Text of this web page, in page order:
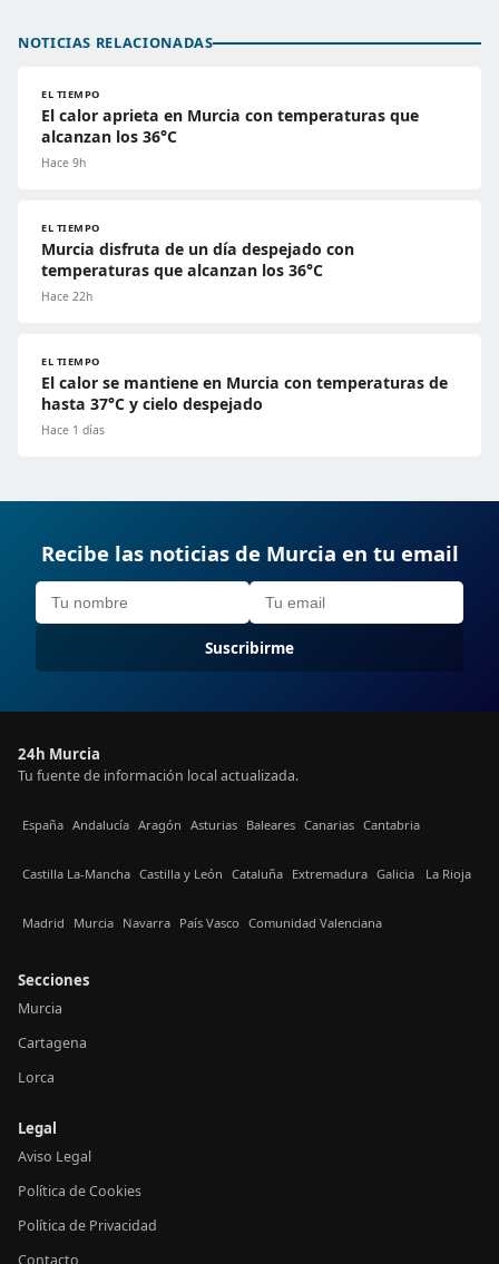
NOTICIAS RELACIONADAS
EL TIEMPO
El calor aprieta en Murcia con temperaturas que
alcanzan los 36°C
Hace 9h
EL TIEMPO
Murcia disfruta de un día despejado con
temperaturas que alcanzan los 36°C
Hace 22h
EL TIEMPO
El calor se mantiene en Murcia con temperaturas de
hasta 37°C y cielo despejado
Hace 1 días
Recibe las noticias de Murcia en tu email
Suscribirme
24h Murcia
Tu fuente de información local actualizada.
España Andalucía Aragón Asturias Baleares Canarias Cantabria
Castilla La-Mancha Castilla y León Cataluña Extremadura Galicia La Rioja
Madrid Murcia Navarra País Vasco Comunidad Valenciana
Secciones
Murcia
Cartagena
Lorca
Legal
Aviso Legal
Política de Cookies
Política de Privacidad